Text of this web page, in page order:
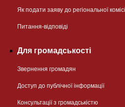
Як подати заяву до регіональної
Питання-відповіді
Для громадськості
Звернення громадян
Доступ до публічної інформації
Консультації з громадськістю